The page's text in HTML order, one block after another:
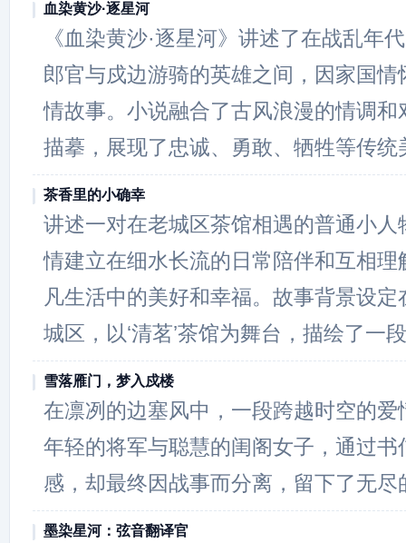
血染黄沙·逐星河
《血染黄沙·逐星河》讲述了在战乱年
郎官与戍边游骑的英雄之间，因家国
情故事。小说融合了古风浪漫的情调和
描摹，展现了忠诚、勇敢、牺牲等传统
茶香里的小确幸
讲述一对在老城区茶馆相遇的普通小人
情建立在细水长流的日常陪伴和互相理
凡生活中的美好和幸福。故事背景设
城区，以‘清茗’茶馆为舞台，描绘了一
雪落雁门，梦入戍楼
在凛冽的边塞风中，一段跨越时空的爱
年轻的将军与聪慧的闺阁女子，通过书
感，却最终因战事而分离，留下了无尽
墨染星河：弦音翻译官